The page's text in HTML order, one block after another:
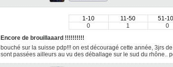
1-10 11-50 51-
0
1 0
Encore de brouillaaard !!!!!!!!!!
bouché sur la suisse pdp!!! on est découragé cette année, 3jrs
sont passées ailleurs au vu des déballage sur le sud du rhône..